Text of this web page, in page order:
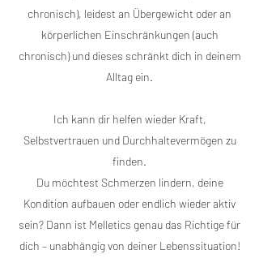
chronisch), leidest an Übergewicht oder an
körperlichen Einschränkungen (auch
chronisch) und dieses schränkt dich in deinem
Alltag ein.
Ich kann dir helfen wieder Kraft,
Selbstvertrauen und Durchhaltevermögen zu
finden.
Du möchtest Schmerzen lindern, deine
Kondition aufbauen oder endlich wieder aktiv
sein? Dann ist Melletics genau das Richtige für
dich – unabhängig von deiner Lebenssituation!